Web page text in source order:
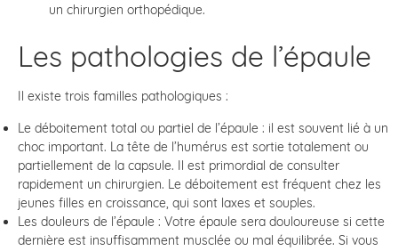
un chirurgien orthopédique.
Les pathologies de l’épaule
Il existe trois familles pathologiques :
Le déboitement total ou partiel de l’épaule : il est souvent lié à un
choc important. La tête de l’humérus est sortie totalement ou
partiellement de la capsule. Il est primordial de consulter
rapidement un chirurgien. Le déboitement est fréquent chez les
jeunes filles en croissance, qui sont laxes et souples.
Les douleurs de l’épaule : Votre épaule sera douloureuse si cette
dernière est insuffisamment musclée ou mal équilibrée. Si vous